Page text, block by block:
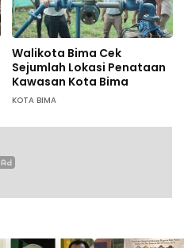
Walikota Bima Cek
Sejumlah Lokasi Penataan
Kawasan Kota Bima
KOTA BIMA